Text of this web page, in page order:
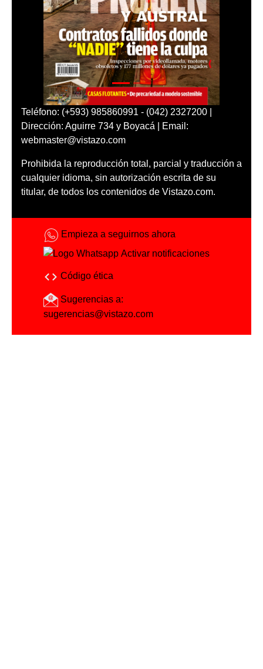
Teléfono: (+593) 985860991 - (042) 2327200 |
Dirección: Aguirre 734 y Boyacá | Email:
webmaster@vistazo.com
Prohibida la reproducción total, parcial y traducción a
cualquier idioma, sin autorización escrita de su
titular, de todos los contenidos de Vistazo.com.
Empieza a seguirnos ahora
Activar notificaciones
Código ética
Sugerencias a:
sugerencias@vistazo.com